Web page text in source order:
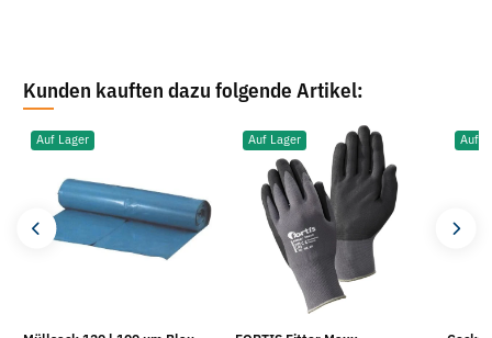
Kunden kauften dazu folgende Artikel:
Auf Lager Auf Lager Auf